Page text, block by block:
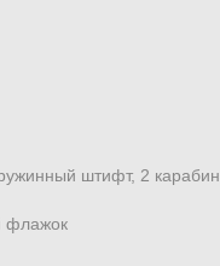
штифт, 2 карабин,
флажок